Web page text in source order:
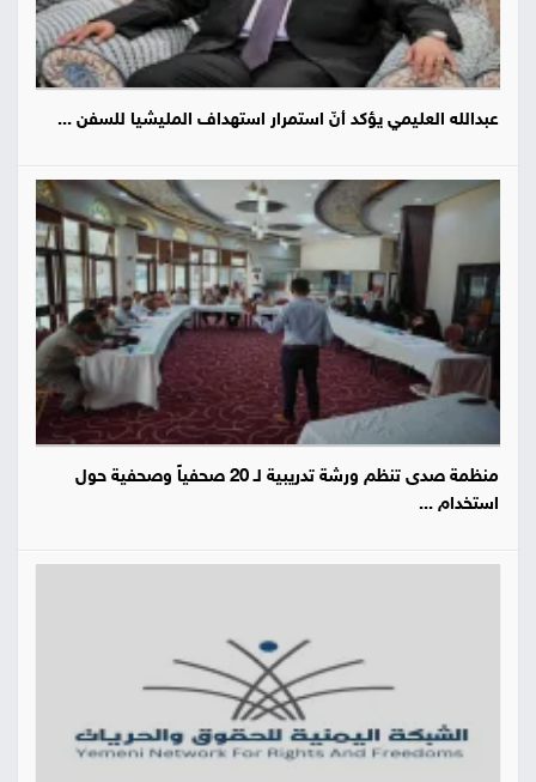
عبدالله العليمي يؤكد أنّ استمرار استهداف المليشيا للسفن ...
منظمة صدى تنظم ورشة تدريبية لـ 20 صحفياً وصحفية حول
استخدام ...